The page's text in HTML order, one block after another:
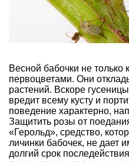
Весной бабочки не только
первоцветами. Они
растений. Вскоре
вредит всему кусту и
поведение характерно,
Защитить розы от
«Герольд», средство,
личинки бабочек, не дает
долгий срок